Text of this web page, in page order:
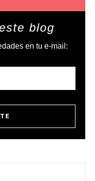
blog
en tu e-mail: